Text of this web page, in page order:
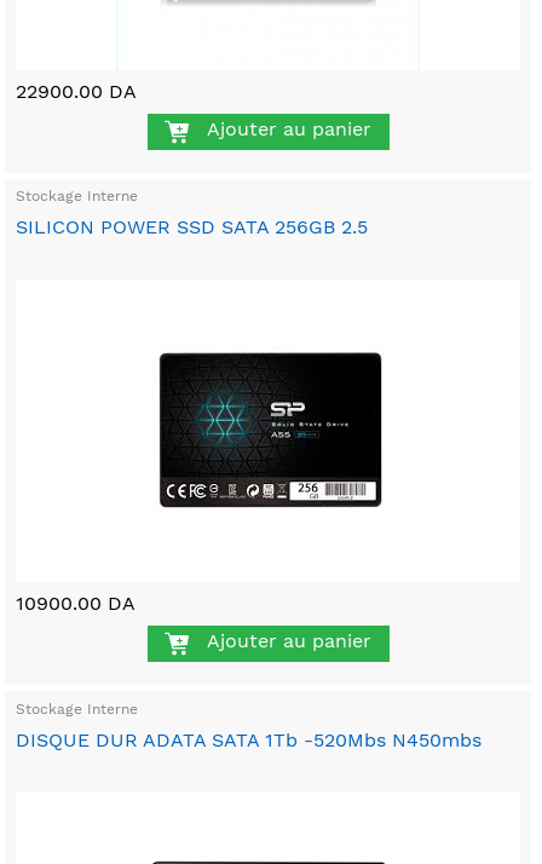
22900.00 DA
Ajouter au panier
Stockage Interne
SILICON POWER SSD SATA 256GB 2.5
10900.00 DA
Ajouter au panier
Stockage Interne
DISQUE DUR ADATA SATA 1Tb -520Mbs N450mbs